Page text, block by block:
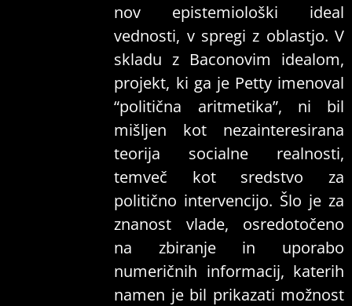
nov epistemiološki ideal
vednosti, v spregi z oblastjo. V
skladu z Baconovim idealom,
projekt, ki ga je Petty imenoval
“politična aritmetika”, ni bil
mišljen kot nezainteresirana
teorija socialne realnosti,
temveč kot sredstvo za
politično intervencijo. Šlo je za
znanost vlade, osredotočeno
na zbiranje in uporabo
numeričnih informacij, katerih
namen je bil prikazati možnost